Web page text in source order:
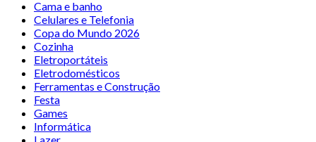
Cama e banho
Celulares e Telefonia
Copa do Mundo 2026
Cozinha
Eletroportáteis
Eletrodomésticos
Ferramentas e Construção
Festa
Games
Informática